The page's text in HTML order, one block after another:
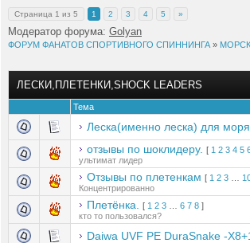
Страница 1 из 5 1 2 3 4 5 »
Модератор форума: Golyan
ФОРУМ ФАНАТОВ СПОРТИВНОГО СПИННИНГА »
ЛЕСКИ,ПЛЕТЕНКИ,SHOCK LEADERS
Тема
Леска(именно леска) для моря
отзывы по шоклидеру. [ 1 2 3 4 5
ультимат лидер
Отзывы по плетенкам [ 1 2 3
Концентрированно
Плетёнка. [ 1 2 3 6 7 8 ]
кто то пользовался?
Daiwa UVF PE DuraSnake -